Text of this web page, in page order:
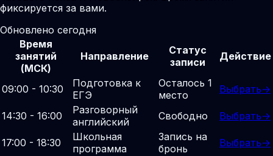
фиксируется за вами.
Обновлено сегодня
Время
занятий
(МСК)
Направление
Статус
записи
Действие
09:00 - 10:30
Подготовка к
ЕГЭ
Осталось 1
место
Выбрать→
14:30 - 16:00
Разговорный
английский
Свободно Выбрать→
17:00 - 18:30
Школьная
программа
Запись на
бронь
Выбрать→